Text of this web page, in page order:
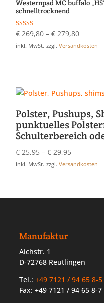
Westernpad MC buffalo
schnelltrocknend
Bewertet mit
5.00
von 5
€269,80– €279,80
inkl. MwSt. zzgl. Versandkosten
Polster, Pushups,
punktuelles
Schulterbereich
€25,95– €29,95
inkl. MwSt. zzgl. Versandkosten
Manufaktur
Aichstr. 1
D-72768 Reutlingen
Tel.: +49 7121 / 94 65 8-5
Fax: +49 7121 / 94 65 8-7